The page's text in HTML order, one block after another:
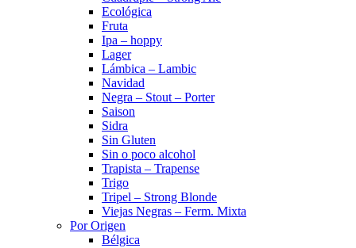
Ecológica
Fruta
Ipa – hoppy
Lager
Lámbica – Lambic
Navidad
Negra – Stout – Porter
Saison
Sidra
Sin Gluten
Sin o poco alcohol
Trapista – Trapense
Trigo
Tripel – Strong Blonde
Viejas Negras – Ferm. Mixta
Por Origen
Bélgica